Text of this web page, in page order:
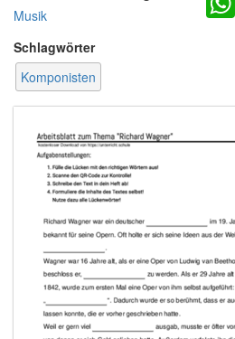
Musik
Schlagwörter
Komponisten